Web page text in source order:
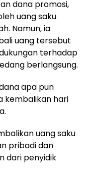
dana promosi,
uang saku
Namun, ia
uang tersebut
terhadap
berlangsung.
apa pun
kembalikan hari
uang saku
pribadi dan
dari penyidik